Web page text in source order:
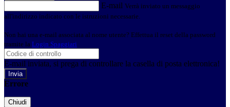
E-mail Verrà inviato un messaggio
all'indirizzo indicato con le istruzioni necessarie.
Non hai una e-mail associata al nome utente? Effettua il reset della password
tramite la Login Spaggiari
E-mail inviata, si prega di controllare la casella di posta elettronica!
Errore
Chiudi